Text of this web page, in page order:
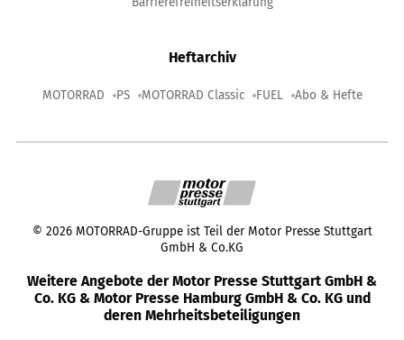
Heftarchiv
MOTORRAD PS MOTORRAD Classic FUEL Abo & Hefte
© 2026 MOTORRAD-Gruppe ist Teil der Motor Presse Stuttgart
GmbH & Co.KG
Weitere Angebote der Motor Presse Stuttgart GmbH &
Co. KG & Motor Presse Hamburg GmbH & Co. KG und
deren Mehrheitsbeteiligungen